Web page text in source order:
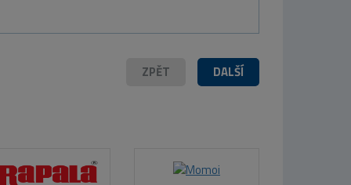
DALŠÍ
ZPĚT